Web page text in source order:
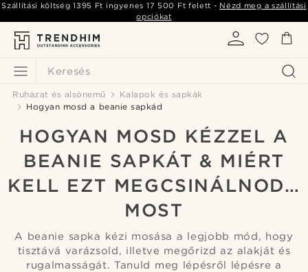
Keresés
Szállítási költség1395 Ft ingyenes 17 500 Ft felett - Nézd meg a szállítási
opciókat
Ruházat és alsónemű
Kalapok és sapkák
Hogyan mosd a beanie sapkád
HOGYAN MOSD KÉZZEL A
BEANIE SAPKÁT & MIÉRT
KELL EZT MEGCSINÁLNOD…
MOST
A beanie sapka kézi mosása a legjobb mód, hogy
tisztává varázsold, illetve megőrizd az alakját és
rugalmasságát. Tanuld meg lépésről lépésre a